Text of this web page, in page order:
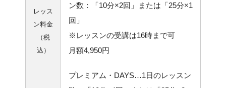
レッス
ン料金
（税
込）
ン数：「10分×2回」または「25分×1
回」
※レッスンの受講は16時まで可
月額4,950円
プレミアム・DAYS…1日のレッスン